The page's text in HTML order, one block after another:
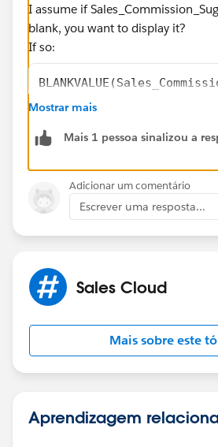
I assume if
blank, you want to display it?
If so:
Make sure you select "Treat blank
Mostrar mais
Mais 1 pessoa sinalizou a
Adicionar um comentário
Escrever uma resposta...
Sales Cloud
Mais sobre este
Aprendizagem